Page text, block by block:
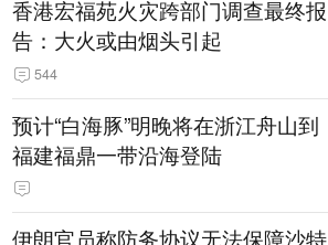
香港宏福苑火灾跨部门调查最终报
告：大火或由烟头引起
544
预计“白海豚”明晚将在浙江舟山到
福建福鼎一带沿海登陆
伊朗官员称防务协议无法保障沙特